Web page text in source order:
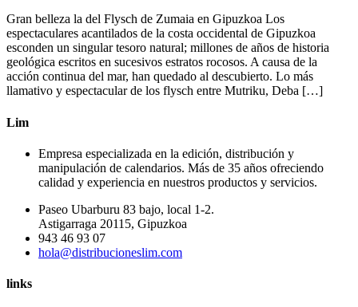
Gran belleza la del Flysch de Zumaia en Gipuzkoa Los
espectaculares acantilados de la costa occidental de Gipuzkoa
esconden un singular tesoro natural; millones de años de historia
geológica escritos en sucesivos estratos rocosos. A causa de la
acción continua del mar, han quedado al descubierto. Lo más
llamativo y espectacular de los flysch entre Mutriku, Deba […]
Lim
Empresa especializada en la edición, distribución y
manipulación de calendarios. Más de 35 años ofreciendo
calidad y experiencia en nuestros productos y servicios.
Paseo Ubarburu 83 bajo, local 1-2.
Astigarraga 20115, Gipuzkoa
943 46 93 07
hola@distribucioneslim.com
links